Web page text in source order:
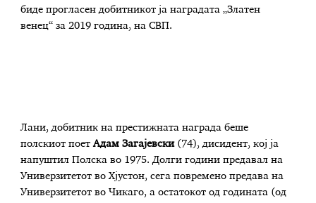
биде прогласен добитникот ја наградата „Златен
венец“ за 2019 година, на СВП.
Лани, добитник на престижната награда беше
полскиот поетАдам Загајевски(74), дисидент, кој ја
напуштил Полска во 1975. Долги години предавал на
Универзитетот во Хјустон, сега повремено предава на
Универзитетот во Чикаго, а остатокот од годината (од